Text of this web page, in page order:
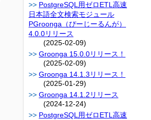
PostgreSQL用ゼロETL高速
日本語全文検索モジュール
PGroonga（ぴーじーるんが）
4.0.0リリース
(2025-02-09)
Groonga 15.0.0リリース！
(2025-02-09)
Groonga 14.1.3リリース！
(2025-01-29)
Groonga 14.1.2リリース
(2024-12-24)
PostgreSQL用ゼロETL高速